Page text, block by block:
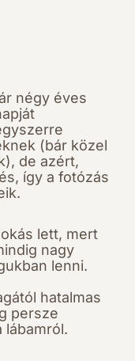
négy éves
(bár közel
de azért,
így a fotózás
lett, mert
nagy
lenni.
hatalmas
persze
lábamról.